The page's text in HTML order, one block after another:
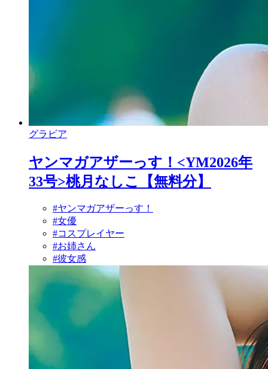
グラビア
ヤンマガアザーっす！<YM2026年
33号>桃月なしこ【無料分】
#ヤンマガアザーっす！
#女優
#コスプレイヤー
#お姉さん
#彼女感